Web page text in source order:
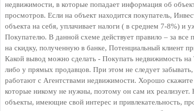
недвижимости, в которые попадает информация об
просмотров. Если на объект находится покупатель,
объекта на себя, уплачивает налоги ( в среднем 7-8%) и
Покупателю. В данной схеме действует правило – за все
на скидку, полученную в банке, Потенциальный клиент
Какой вывод можно сделать - Покупать недвижимость
либо у прямых продавцов. При этом не следует
работают с Агентствами недвижимости. Хорошо
которые никому не нужны, поэтому он сам их реализует.
объекты, имеющие свой интерес и привлекательность,